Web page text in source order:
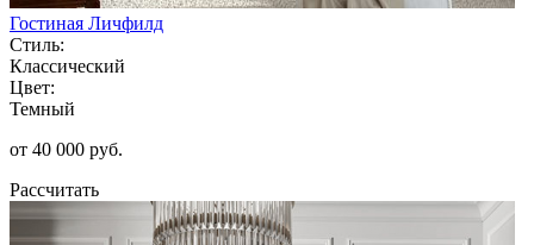
Гостиная Личфилд
Стиль:
Классический
Цвет:
Темный
от 40 000 руб.
Рассчитать